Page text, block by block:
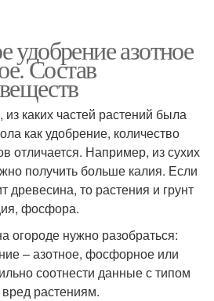
удобрение азотное
Состав
из каких частей растений была
как удобрение, количество
отличается. Например, из сухих
получить больше калия. Если
древесина, то растения и грунт
фосфора.
огороде нужно разобраться:
– азотное, фосфорное или
соотнести данные с типом
вред растениям.